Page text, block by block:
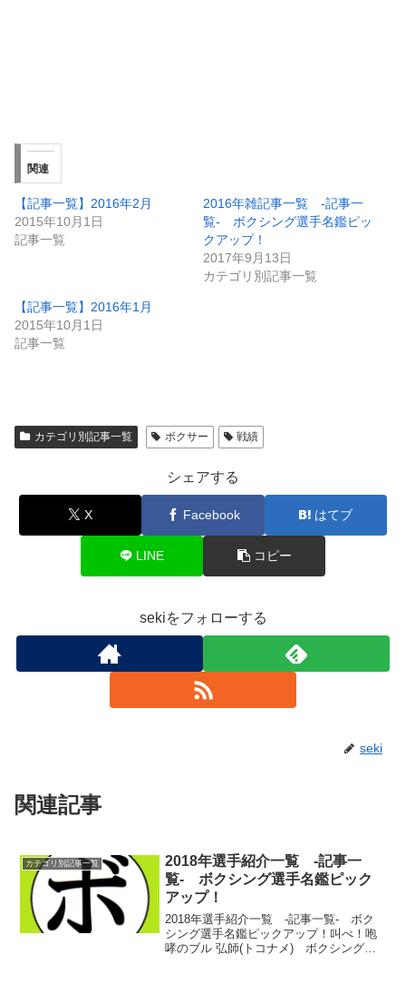
関連
【記事一覧】2016年2月
2015年10月1日
記事一覧
2016年雑記事一覧 -記事一
覧- ボクシング選手名鑑ピッ
クアップ！
2017年9月13日
カテゴリ別記事一覧
【記事一覧】2016年1月
2015年10月1日
記事一覧
カテゴリ別記事一覧 ボクサー 戦績
シェアする
X Facebook はてブ
LINE コピー
sekiをフォローする
seki
関連記事
カテゴリ別記事一覧
2018年選手紹介一覧 -記事一
覧- ボクシング選手名鑑ピック
アップ！
2018年選手紹介一覧 -記事一覧- ボク
シング選手名鑑ピックアップ！叫べ！咆
哮のブル 弘師(トコナメ) ボクシング選